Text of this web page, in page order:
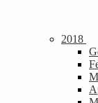
2018